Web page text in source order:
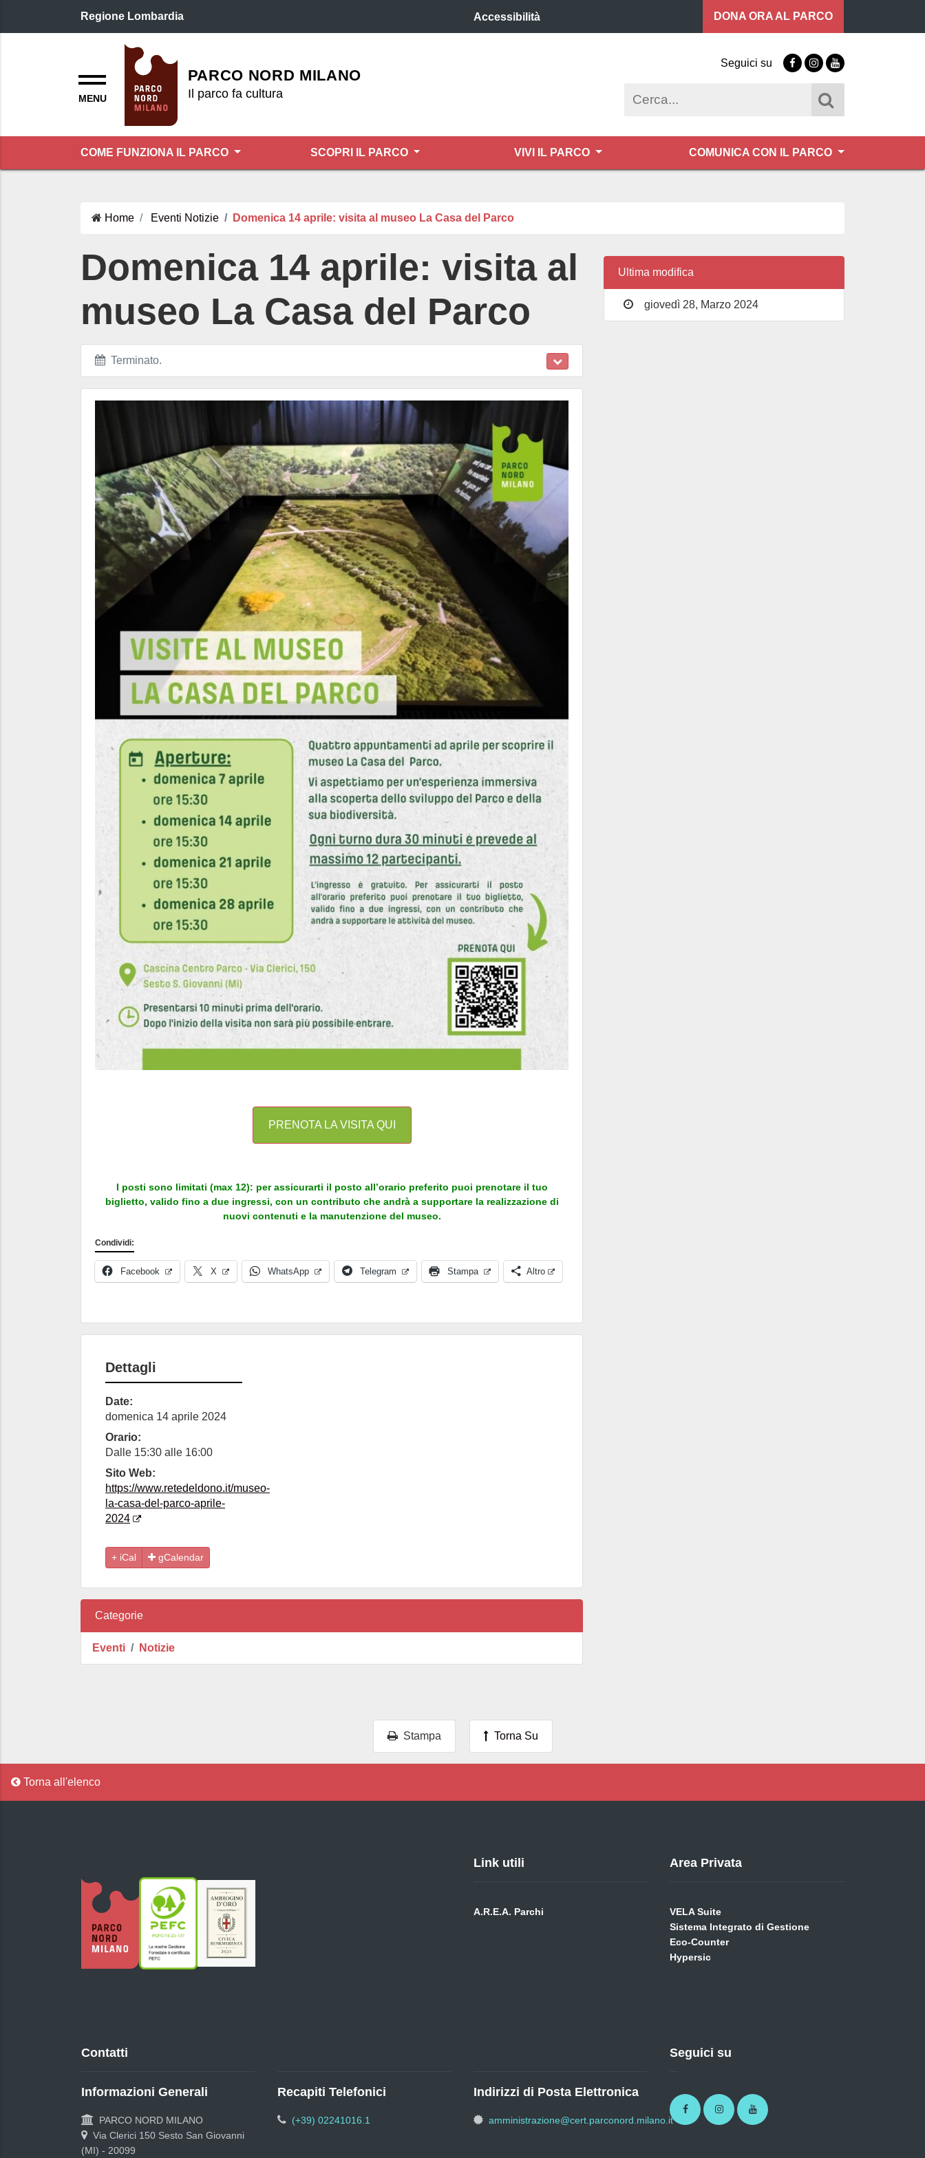
Regione Lombardia Accessibilità DONA ORA AL PARCO
PARCO NORD MILANO
Il parco fa cultura
Seguici su Facebook
Instagram
Youtube
COME FUNZIONA IL PARCO SCOPRI IL PARCO VIVI IL PARCO COMUNICA CON IL PARCO
Home Eventi Notizie Domenica 14 aprile: visita al museo La Casa del Parco
Domenica 14 aprile: visita al
museo La Casa del Parco
Terminato.
PRENOTA LA VISITA QUI
I posti sono limitati (max 12): per assicurarti il posto all’orario preferito puoi prenotare il tuo
biglietto, valido fino a due ingressi, con un contributo che andrà a supportare la realizzazione di
nuovi contenuti e la manutenzione del museo.
Condividi:
Facebook X WhatsApp Telegram Stampa Altro
Dettagli
Date:
domenica 14 aprile 2024
Orario:
Dalle 15:30 alle 16:00
Sito Web:
https://www.retedeldono.it/museo-
la-casa-del-parco-aprile-
2024
gCalendar
Categorie
Eventi Notizie
Ultima modifica
giovedì 28, Marzo 2024
Stampa Torna Su
Torna all'elenco
Link utili
A.R.E.A. Parchi
Area Privata
VELA Suite
Sistema Integrato di Gestione
Eco-Counter
Hypersic
Contatti
Informazioni Generali
PARCO NORD MILANO
Via Clerici 150 Sesto San Giovanni
(MI) - 20099
Recapiti Telefonici
(+39) 02241016.1
Indirizzi di Posta Elettronica
amministrazione@cert.parconord.milano.it
Seguici su
FacebookInstagramYoutube